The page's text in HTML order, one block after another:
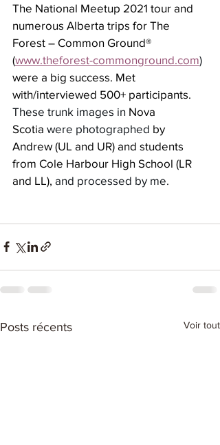
The National Meetup 2021 tour and
numerous Alberta trips for The
Forest – Common Ground®
(www.theforest-commonground.com)
were a big success. Met
with/interviewed 500+ participants.
These trunk images in Nova
Scotia were photographed by
Andrew (UL and UR) and students
from Cole Harbour High School (LR
and LL), and processed by me.
Posts récents Voir tout